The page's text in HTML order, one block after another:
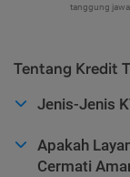
tanggung
Tentang Kredit
Jenis-Jenis
Apakah
Cermati